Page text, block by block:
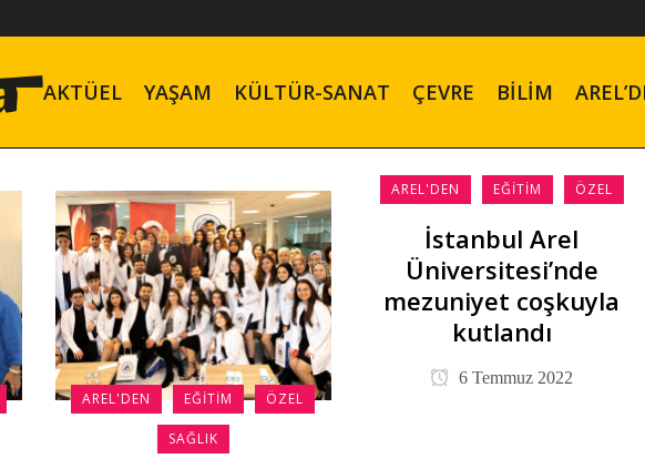
AKTÜEL YAŞAM KÜLTÜR-SANAT ÇEVRE BILIM
AREL'DEN EĞITIM ÖZEL
SAĞLIK
AREL'DEN EĞITIM ÖZEL
İstanbul Arel
Üniversitesi’nde
mezuniyet coşkuyla
kutlandı
6 Temmuz 2022